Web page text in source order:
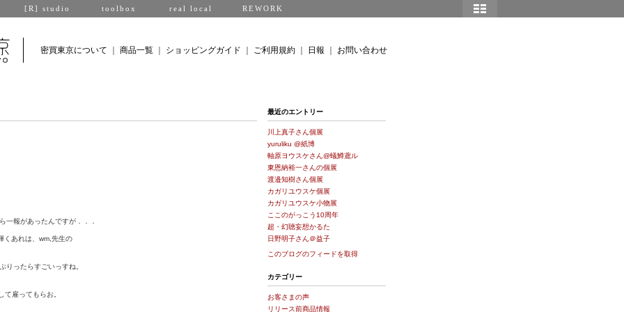
[R] studio toolbox real local REWORK
密買東京について 商品一覧 ショッピングガイド ご利用規約 日報 お問い合わせ
一報があったんですが．．．
くあれは、wm,先生の
りったらすごいっすね。
て雇ってもらお。
最近のエントリー
川上真子さん個展
yuruliku @紙博
軸原ヨウスケさん@蟻鱒鳶ル
東恩納裕一さんの個展
渡邉知樹さん個展
カガリユウスケ個展
カガリユウスケ小物展
ここのがっこう10周年
超・幻聴妄想かるた
日野明子さん＠益子
このブログのフィードを取得
カテゴリー
お客さまの声
リリース前商品情報